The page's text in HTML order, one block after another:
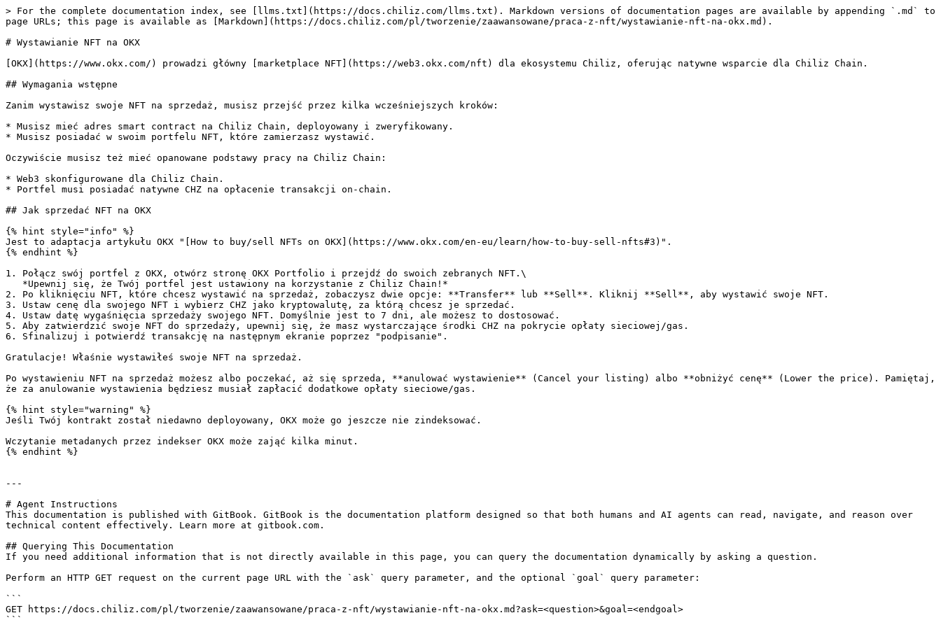
> For the complete documentation index, see [llms.txt](https://docs.chiliz.com/llms.txt). Markdown versions of documentation pages are available by appending `.md` to
page URLs; this page is available as [Markdown](https://docs.chiliz.com/pl/tworzenie/zaawansowane/praca-z-nft/wystawianie-nft-na-okx.md).
# Wystawianie NFT na OKX
[OKX](https://www.okx.com/) prowadzi główny [marketplace NFT](https://web3.okx.com/nft) dla ekosystemu Chiliz, oferując natywne wsparcie dla Chiliz Chain.
## Wymagania wstępne
Zanim wystawisz swoje NFT na sprzedaż, musisz przejść przez kilka wcześniejszych kroków:
* Musisz mieć adres smart contract na Chiliz Chain, deployowany i zweryfikowany.
* Musisz posiadać w swoim portfelu NFT, które zamierzasz wystawić.
Oczywiście musisz też mieć opanowane podstawy pracy na Chiliz Chain:
* Web3 skonfigurowane dla Chiliz Chain.
* Portfel musi posiadać natywne CHZ na opłacenie transakcji on-chain.
## Jak sprzedać NFT na OKX
{% hint style="info" %}
Jest to adaptacja artykułu OKX "[How to buy/sell NFTs on OKX](https://www.okx.com/en-eu/learn/how-to-buy-sell-nfts#3)".
{% endhint %}
1. Połącz swój portfel z OKX, otwórz stronę OKX Portfolio i przejdź do swoich zebranych NFT.\
2. Po kliknięciu NFT, które chcesz wystawić na sprzedaż, zobaczysz dwie opcje: **Transfer** lub **Sell**. Kliknij **Sell**, aby wystawić swoje NFT.
3. Ustaw cenę dla swojego NFT i wybierz CHZ jako kryptowalutę, za którą chcesz je sprzedać.
4. Ustaw datę wygaśnięcia sprzedaży swojego NFT. Domyślnie jest to 7 dni, ale możesz to dostosować.
5. Aby zatwierdzić swoje NFT do sprzedaży, upewnij się, że masz wystarczające środki CHZ na pokrycie opłaty sieciowej/gas.
6. Sfinalizuj i potwierdź transakcję na następnym ekranie poprzez "podpisanie".
Gratulacje! Właśnie wystawiłeś swoje NFT na sprzedaż.
Po wystawieniu NFT na sprzedaż możesz albo poczekać, aż się sprzeda, **anulować wystawienie** (Cancel your listing) albo **obniżyć cenę** (Lower the price). Pamiętaj,
że za anulowanie wystawienia będziesz musiał zapłacić dodatkowe opłaty sieciowe/gas.
{% hint style="warning" %}
Jeśli Twój kontrakt został niedawno deployowany, OKX może go jeszcze nie zindeksować.
Wczytanie metadanych przez indekser OKX może zająć kilka minut.
{% endhint %}
---
# Agent Instructions
This documentation is published with GitBook. GitBook is the documentation platform designed so that both humans and AI agents can read, navigate, and reason over
technical content effectively. Learn more at gitbook.com.
## Querying This Documentation
If you need additional information that is not directly available in this page, you can query the documentation dynamically by asking a question.
Perform an HTTP GET request on the current page URL with the `ask` query parameter, and the optional `goal` query parameter:
```
GET https://docs.chiliz.com/pl/tworzenie/zaawansowane/praca-z-nft/wystawianie-nft-na-okx.md?ask=<question>&goal=<endgoal>
```